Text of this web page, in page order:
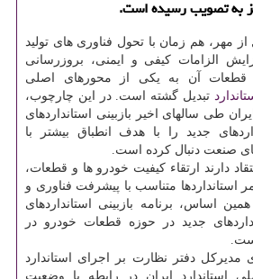
مهر، هم زمان با تحول فناوری های تولید
الزامات کیفی و ایمنی، بروزرسانی
و قطعات آن به یکی از محورهای اصلی
تبدیل گشته است. در این چارچوب،
طی سالهای اخیر بازبینی استانداردهای
جدید را با هدف انطباق بیشتر با
صنعت دنبال کرده است.
دارند ارتقاء کیفیت خودرو ها و قطعات،
استانداردها متناسب با پیشرفت فناوری و
اساس، برنامه بازبینی استانداردهای
جدید در حوزه قطعات خودرو در
دفتر نظارت بر اجرای استاندارد
استاندارد ایران در رابطه با وضعیت